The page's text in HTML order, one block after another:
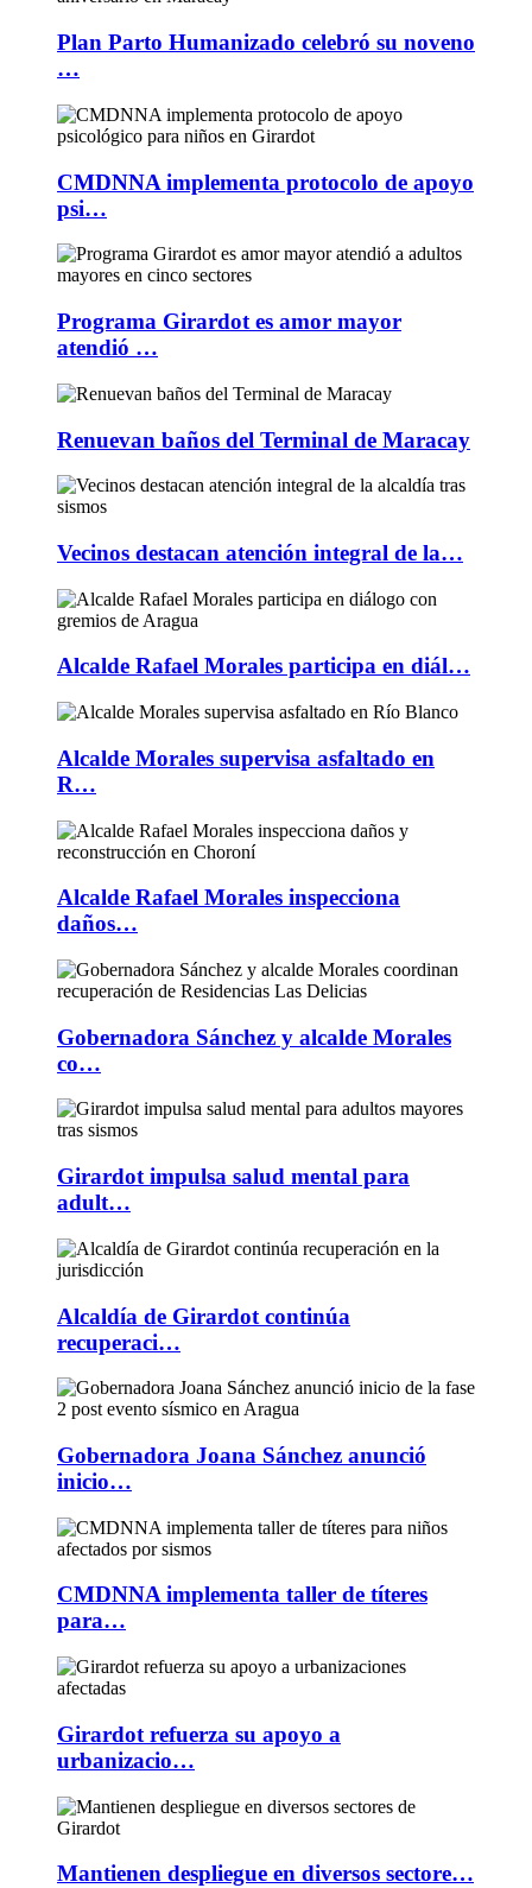
Plan Parto Humanizado celebró su noveno
…
CMDNNA implementa protocolo de apoyo
psi…
Programa Girardot es amor mayor
atendió …
Renuevan baños del Terminal de Maracay
Vecinos destacan atención integral de la…
Alcalde Rafael Morales participa en diál…
Alcalde Morales supervisa asfaltado en
R…
Alcalde Rafael Morales inspecciona
daños…
Gobernadora Sánchez y alcalde Morales
co…
Girardot impulsa salud mental para
adult…
Alcaldía de Girardot continúa
recuperaci…
Gobernadora Joana Sánchez anunció
inicio…
CMDNNA implementa taller de títeres
para…
Girardot refuerza su apoyo a
urbanizacio…
Mantienen despliegue en diversos sectore…